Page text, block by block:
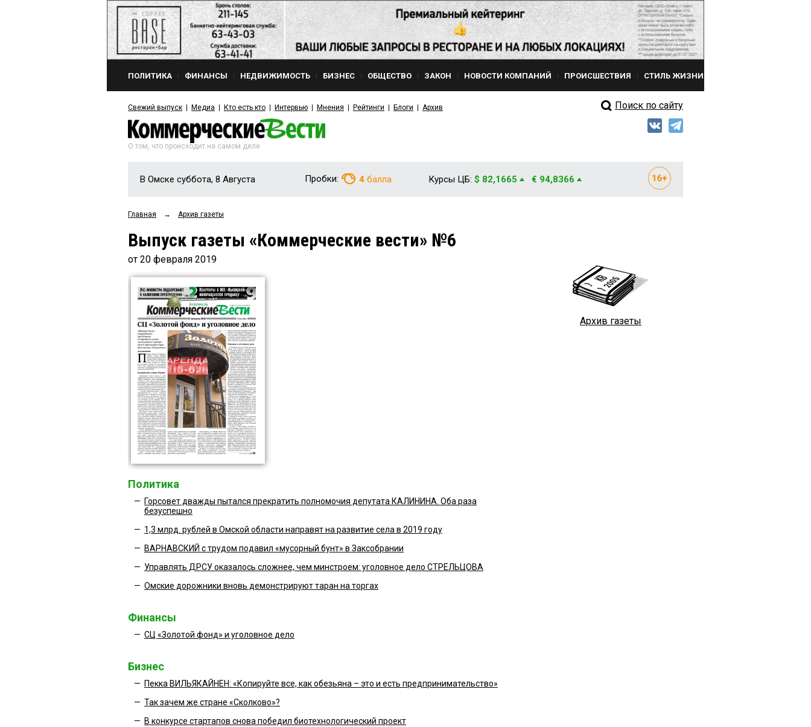
ПОЛИТИКА ФИНАНСЫ НЕДВИЖИМОСТЬ БИЗНЕС ОБЩЕСТВО ЗАКОН НОВОСТИ КОМПАНИЙ ПРОИСШЕСТВИЯ СТИЛЬ ЖИЗНИ
Свежий выпуск Медиа Кто есть кто Интервью Мнения Рейтинги Блоги Архив Поиск по сайту
О том, что происходит на самом деле
В Омске суббота, 8 Августа Пробки: 4 балла Курсы ЦБ: $ 82,1665 € 94,8366
Главная → Архив газеты
Выпуск газеты «Коммерческие вести» №6
от 20 февраля 2019
Политика
— Горсовет дважды пытался прекратить полномочия депутата КАЛИНИНА. Оба раза
безуспешно
— 1,3 млрд. рублей в Омской области направят на развитие села в 2019 году
— ВАРНАВСКИЙ с трудом подавил «мусорный бунт» в Заксобрании
— Управлять ДРСУ оказалось сложнее, чем минстроем: уголовное дело СТРЕЛЬЦОВА
— Омские дорожники вновь демонстрируют таран на торгах
Финансы
— СЦ «Золотой фонд» и уголовное дело
Бизнес
— Пекка ВИЛЬЯКАЙНЕН: «Копируйте все, как обезьяна – это и есть предпринимательство»
— Так зачем же стране «Сколково»?
— В конкурсе стартапов снова победил биотехнологический проект
Архив газеты